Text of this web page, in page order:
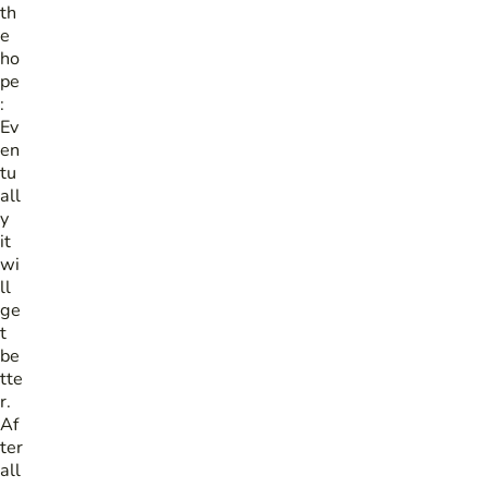
th
e
ho
pe
:
Ev
en
tu
all
y
it
wi
ll
ge
t
be
tte
r.
Af
ter
all